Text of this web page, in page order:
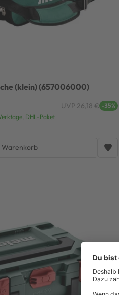
(klein) (657006000)
UVP 26,18 € -35%
DHL-Paket
Warenkorb